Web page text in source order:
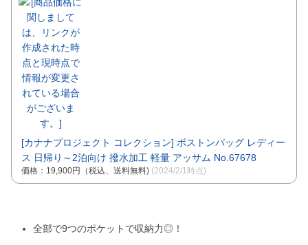
[カナナプロジェクト コレクション] ボストンバッグ レディー
ス 日帰り～2泊向け 撥水加工 軽量 アッサム No.67678
価格：19,900円（税込、送料無料) (2024/2/1時点)
全部で9つのポケットで収納力◎！